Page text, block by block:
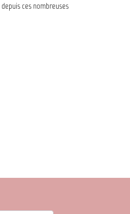
ces nombreuses